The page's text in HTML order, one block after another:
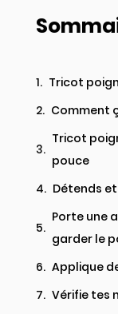
Tricot
Comment
Tricot
pouce
Détends
Porte une
garder le
Applique
Vérifie tes